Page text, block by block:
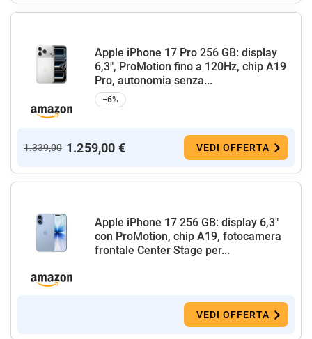
Apple iPhone 17 Pro 256 GB: display
6,3", ProMotion fino a 120Hz, chip A19
Pro, autonomia senza...
−6%
1.339,00 1.259,00 € VEDI OFFERTA
Apple iPhone 17 256 GB: display 6,3"
con ProMotion, chip A19, fotocamera
frontale Center Stage per...
VEDI OFFERTA